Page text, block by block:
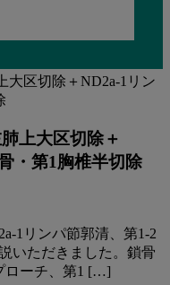
上⼤区切除＋
・第1胸椎半切除
1リンパ節郭清、第1-2
いただきました。鎖⾻
ローチ、第1 […]